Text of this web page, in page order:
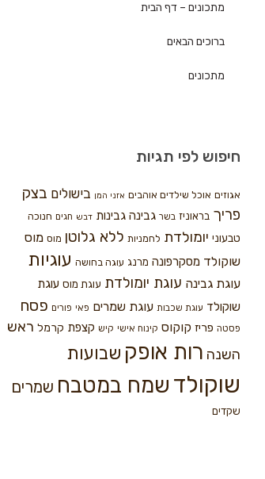
מתכונים – דף הבית
ברוכים הבאים
מתכונים
חיפוש לפי תגיות
אגוזים אוכל שילדים אוהבים אזני המן בישולים בצק
פריך בראוניז בשר גבינה גבינות דבש חגים חנוכה
טבעוני יומולדת לחמניות ללא גלוטן מוס מוס
שוקולד מסקרפונה מרנג עוגה בחושה עוגיות
עוגת גבינה עוגת יומולדת עוגת מוס עוגת
שוקולד עוגת שכבות עוגת שמרים פאי פורים פסח
פסטה פריז קוקוס קינוח אישי קיש קצפת קרמל ראש
השנה רות אופק שבועות
שוקולד שמח במטבח שמרים
שקדים